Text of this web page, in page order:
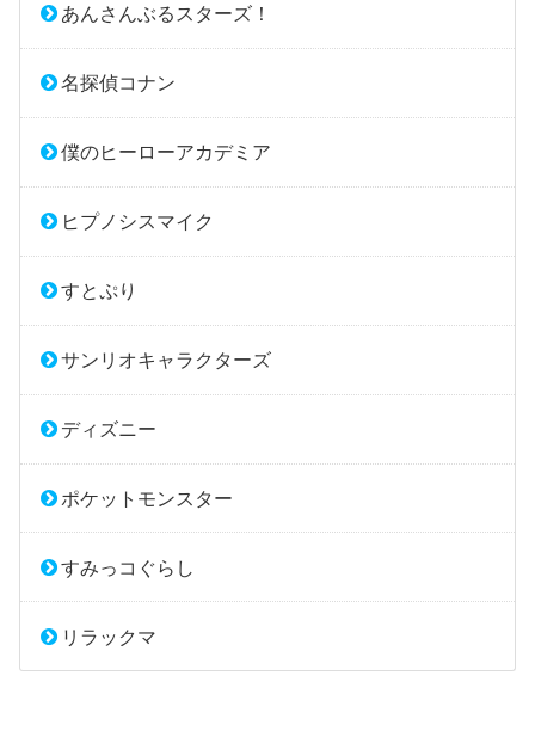
あんさんぶるスターズ！
名探偵コナン
僕のヒーローアカデミア
ヒプノシスマイク
すとぷり
サンリオキャラクターズ
ディズニー
ポケットモンスター
すみっコぐらし
リラックマ